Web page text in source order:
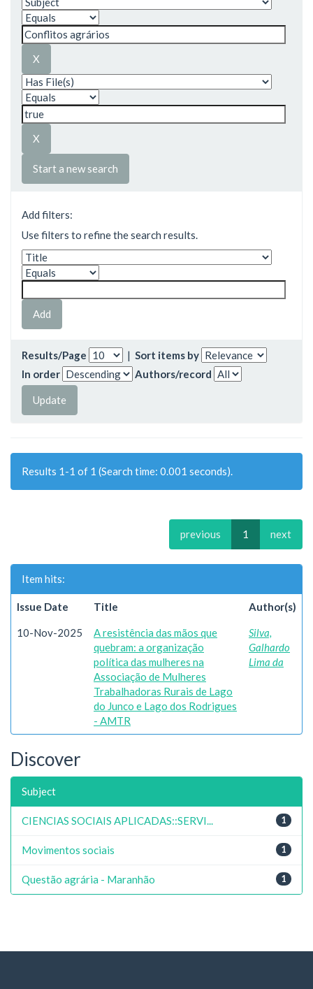
Start a new search
Add filters:
Use filters to refine the search results.
Results/Page | Sort items by
In order
Authors/record
Results 1-1 of 1 (Search time: 0.001 seconds).
previous 1 next
Item hits:
Issue Date Title Author(s)
10-Nov-2025
A resistência das mãos que
quebram: a organização
política das mulheres na
Associação de Mulheres
Trabalhadoras Rurais de Lago
do Junco e Lago dos Rodrigues
- AMTR
Silva,
Galhardo
Lima da
Discover
Subject
1
CIENCIAS SOCIAIS APLICADAS::SERVI...
1
Movimentos sociais
1
Questão agrária - Maranhão